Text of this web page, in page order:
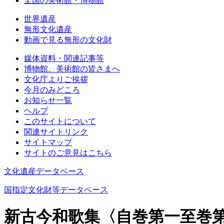
世界遺産
無形文化遺産
動画で見る無形の文化財
媒体資料・関連記事等
博物館、美術館の皆さまへ
文化庁よりご挨拶
今月のみどころ
お知らせ一覧
ヘルプ
このサイトについて
関連サイトリンク
サイトマップ
サイトのご意見はこちら
文化遺産データベース
国指定文化財等データベース
新古今和歌集〈自巻第一至巻